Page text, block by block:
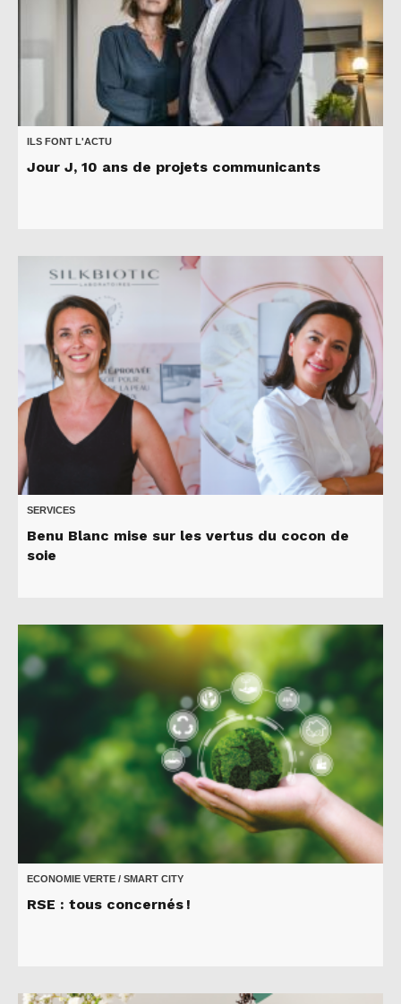
ILS FONT L'ACTU
Jour J, 10 ans de projets communicants
SERVICES
Benu Blanc mise sur les vertus du cocon de
soie
ECONOMIE VERTE / SMART CITY
RSE : tous concernés !